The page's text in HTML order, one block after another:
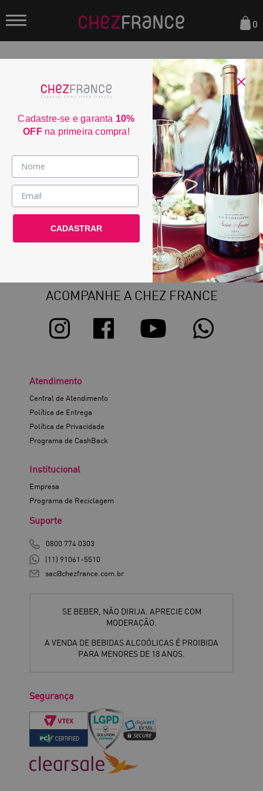
Vinhos >
País / Região >
Le Club >
0
Sua busca não encontrou nenhum resultado.
Parcele em até 6x sem juros
consulte condiçoes
Frete Grátis acima de R$350
consulte condiçoes
3% de desconto no boleto
consulte condiçoes
Entrega em até 4 dias úteis
consulte condiçoes
ACOMPANHE A CHEZ FRANCE
Atendimento
Central de Atendimento
Política de Entrega
Política de Privacidade
Programa de CashBack
Institucional
Empresa
Programa de Reciclagem
Suporte
0800 774 0303
(11) 91061-5510
sac@chezfrance.com.br
SE BEBER, NÃO DIRIJA. APRECIE COM
MODERAÇÃO.
A VENDA DE BEBIDAS ALCOÓLICAS É PROIBIDA
PARA MENORES DE 18 ANOS.
Segurança
Cadastre-se e garanta 10%
OFFna primeira compra!
CADASTRAR